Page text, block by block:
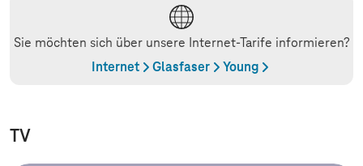
Sie möchten sich über unsere Internet-Tarife informieren?
Internet
Glasfaser Young
TV